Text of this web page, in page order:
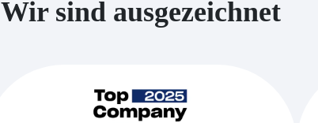
Wir sind ausgezeichnet